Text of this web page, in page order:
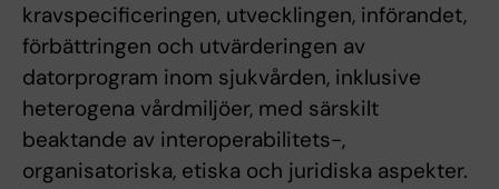
kravspecificeringen, utvecklingen, införandet,
förbättringen och utvärderingen av
datorprogram inom sjukvården, inklusive
heterogena vårdmiljöer, med särskilt
beaktande av interoperabilitets-,
organisatoriska, etiska och juridiska aspekter.